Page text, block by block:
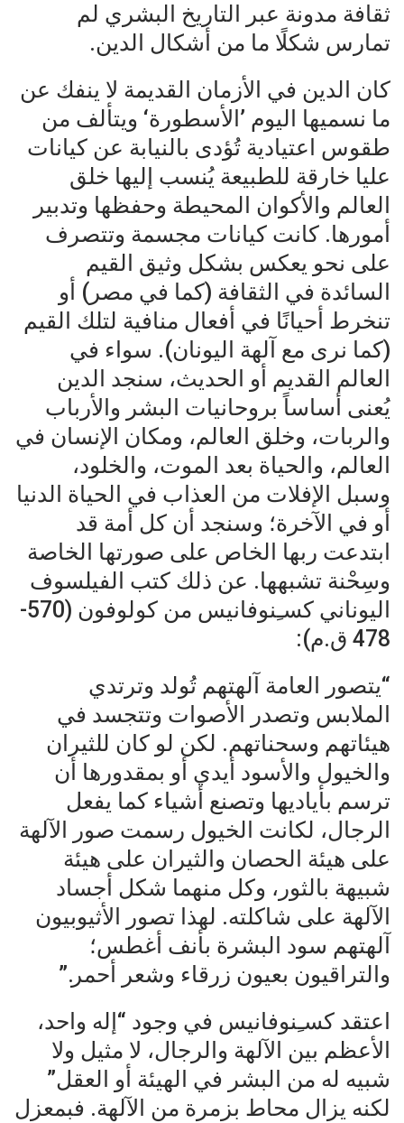
ثقافة مدونة عبر التاريخ البشري لم
تمارس شكلًا ما من أشكال الدين.
كان الدين في الأزمان القديمة لا ينفك عن
ما نسميها اليوم ’الأسطورة‘ ويتألف من
طقوس اعتيادية تُؤدى بالنيابة عن كيانات
عليا خارقة للطبيعة يُنسب إليها خلق
العالم والأكوان المحيطة وحفظها وتدبير
أمورها. كانت كيانات مجسمة وتتصرف
على نحو يعكس بشكل وثيق القيم
السائدة في الثقافة (كما في مصر) أو
تنخرط أحيانًا في أفعال منافية لتلك القيم
(كما نرى مع آلهة اليونان). سواء في
العالم القديم أو الحديث، سنجد الدين
يُعنى أساساً بروحانيات البشر والأرباب
والربات، وخلق العالم، ومكان الإنسان في
العالم، والحياة بعد الموت، والخلود،
وسبل الإفلات من العذاب في الحياة الدنيا
أو في الآخرة؛ وسنجد أن كل أمة قد
ابتدعت ربها الخاص على صورتها الخاصة
وسِحْنة تشبهها. عن ذلك كتب الفيلسوف
اليوناني كسـِنوفانيس من كولوفون (570-
478 ق.م):
“يتصور العامة آلهتهم تُولد وترتدي
الملابس وتصدر الأصوات وتتجسد في
هيئاتهم وسحناتهم. لكن لو كان للثيران
والخيول والأسود أيدي أو بمقدورها أن
ترسم بأياديها وتصنع أشياء كما يفعل
الرجال، لكانت الخيول رسمت صور الآلهة
على هيئة الحصان والثيران على هيئة
شبيهة بالثور، وكل منهما شكل أجساد
الآلهة على شاكلته. لهذا تصور الأثيوبيون
آلهتهم سود البشرة بأنف أغطس؛
والتراقيون بعيون زرقاء وشعر أحمر.”
اعتقد كسـِنوفانيس في وجود “إله واحد،
الأعظم بين الآلهة والرجال، لا مثيل ولا
شبيه له من البشر في الهيئة أو العقل”
لكنه يزال محاط بزمرة من الآلهة. فبمعزل